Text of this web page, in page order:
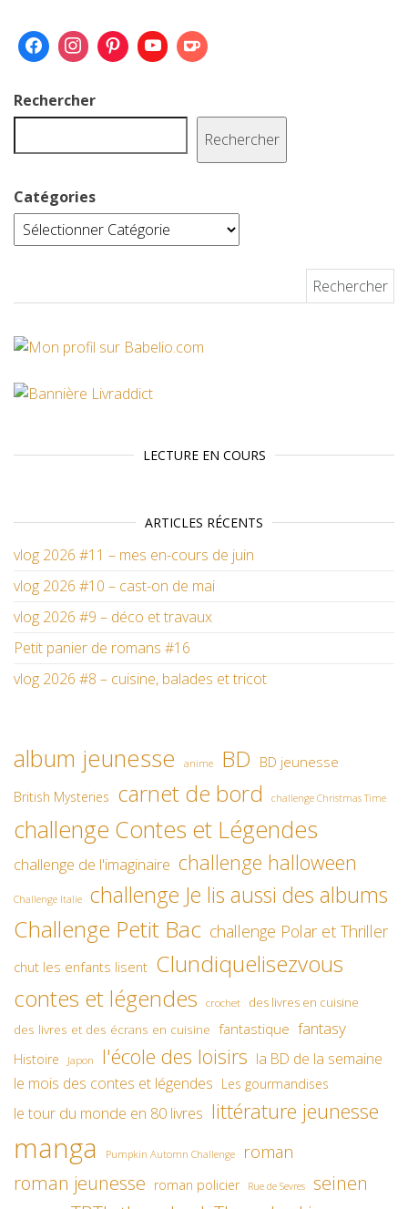
Rechercher
Rechercher
Catégories
LECTURE EN COURS
ARTICLES RÉCENTS
vlog 2026 #11 – mes en-cours de juin
vlog 2026 #10 – cast-on de mai
vlog 2026 #9 – déco et travaux
Petit panier de romans #16
vlog 2026 #8 – cuisine, balades et tricot
album jeunesse anime BD BD jeunesse
British Mysteries carnet de bord challenge Christmas Time
challenge Contes et Légendes
challenge de l'imaginaire challenge halloween
Challenge Italie challenge Je lis aussi des albums
Challenge Petit Bac challenge Polar et Thriller
chut les enfants lisent Clundiquelisezvous
contes et légendes
crochet
des livres en cuisine
des livres et des écrans en cuisine fantastique fantasy
Histoire Japon l'école des loisirs la BD de la semaine
le mois des contes et légendes Les gourmandises
le tour du monde en 80 livres littérature jeunesse
manga Pumpkin Automn Challenge roman
roman jeunesse roman policier Rue de Sevres seinen